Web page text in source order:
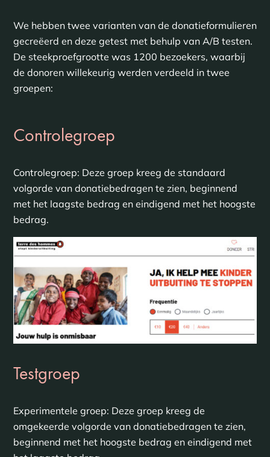
We hebben twee varianten van de donatieformulieren
gecreëerd en deze getest met behulp van A/B testen.
De steekproefgrootte was 1200 bezoekers, waarbij
de donoren willekeurig werden verdeeld in twee
groepen:
Controlegroep
Controlegroep: Deze groep kreeg de standaard
volgorde van donatiebedragen te zien, beginnend
met het laagste bedrag en eindigend met het hoogste
bedrag.
Testgroep
Experimentele groep: Deze groep kreeg de
omgekeerde volgorde van donatiebedragen te zien,
beginnend met het hoogste bedrag en eindigend met